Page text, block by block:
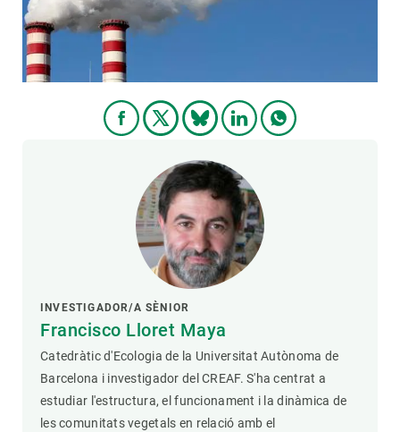
INVESTIGADOR/A SÈNIOR
Francisco Lloret Maya
Catedràtic d'Ecologia de la Universitat Autònoma de
Barcelona i investigador del CREAF. S'ha centrat a
estudiar l'estructura, el funcionament i la dinàmica de
les comunitats vegetals en relació amb el
NOTÍCIES I AGENDA